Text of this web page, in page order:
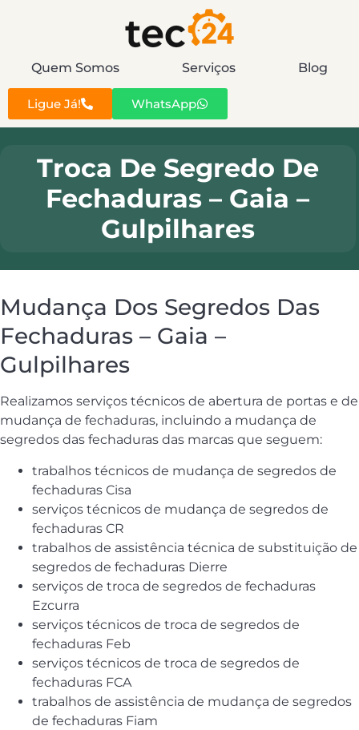
Quem Somos Serviços Blog
Ligue Já! WhatsApp
Troca De Segredo De
Fechaduras – Gaia –
Gulpilhares
Mudança Dos Segredos Das
Fechaduras – Gaia –
Gulpilhares
Realizamos serviços técnicos de abertura de portas e de
mudança de fechaduras, incluindo a mudança de
segredos das fechaduras das marcas que seguem:
trabalhos técnicos de mudança de segredos de
fechaduras Cisa
serviços técnicos de mudança de segredos de
fechaduras CR
trabalhos de assistência técnica de substituição de
segredos de fechaduras Dierre
serviços de troca de segredos de fechaduras
Ezcurra
serviços técnicos de troca de segredos de
fechaduras Feb
serviços técnicos de troca de segredos de
fechaduras FCA
trabalhos de assistência de mudança de segredos
de fechaduras Fiam